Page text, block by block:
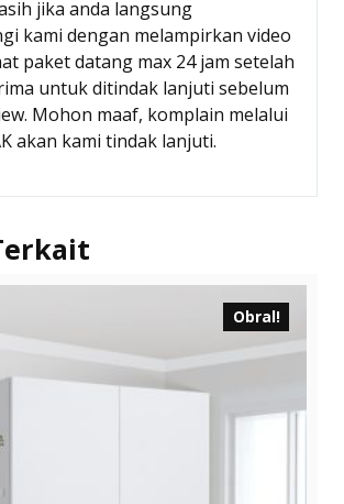
jika anda langsung
kami dengan melampirkan video
paket datang max 24 jam setelah
untuk ditindak lanjuti sebelum
Mohon maaf, komplain melalui
akan kami tindak lanjuti.
Obral!